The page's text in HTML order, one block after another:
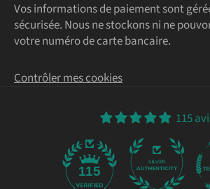
Vos informations de paiement sont
sécurisée. Nous ne stockons ni ne
votre numéro de carte bancaire.
Contrôler mes cookies
115
115